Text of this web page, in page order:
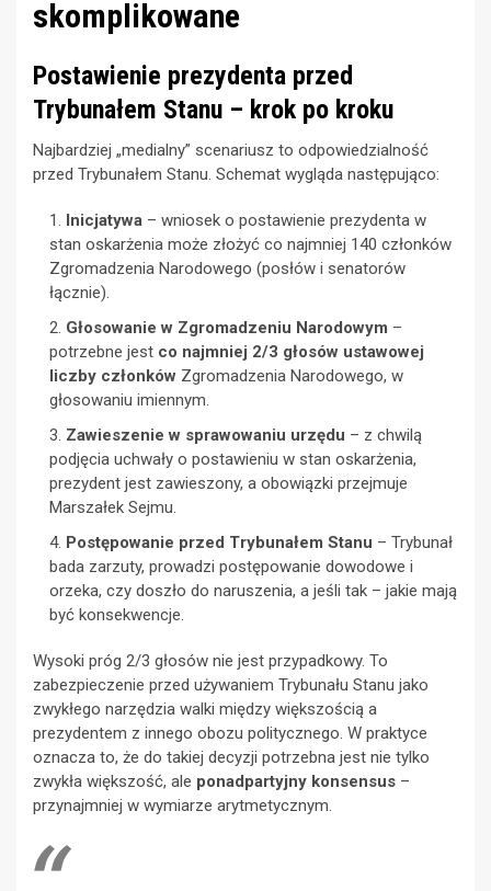
skomplikowane
Postawienie prezydenta przed
Trybunałem Stanu – krok po kroku
Najbardziej „medialny” scenariusz to odpowiedzialność
przed Trybunałem Stanu. Schemat wygląda następująco:
Inicjatywa – wniosek o postawienie prezydenta w
stan oskarżenia może złożyć co najmniej 140 członków
Zgromadzenia Narodowego (posłów i senatorów
łącznie).
Głosowanie w Zgromadzeniu Narodowym –
potrzebne jest co najmniej 2/3 głosów ustawowej
liczby członków Zgromadzenia Narodowego, w
głosowaniu imiennym.
Zawieszenie w sprawowaniu urzędu – z chwilą
podjęcia uchwały o postawieniu w stan oskarżenia,
prezydent jest zawieszony, a obowiązki przejmuje
Marszałek Sejmu.
Postępowanie przed Trybunałem Stanu – Trybunał
bada zarzuty, prowadzi postępowanie dowodowe i
orzeka, czy doszło do naruszenia, a jeśli tak – jakie mają
być konsekwencje.
Wysoki próg 2/3 głosów nie jest przypadkowy. To
zabezpieczenie przed używaniem Trybunału Stanu jako
zwykłego narzędzia walki między większością a
prezydentem z innego obozu politycznego. W praktyce
oznacza to, że do takiej decyzji potrzebna jest nie tylko
zwykła większość, ale ponadpartyjny konsensus –
przynajmniej w wymiarze arytmetycznym.